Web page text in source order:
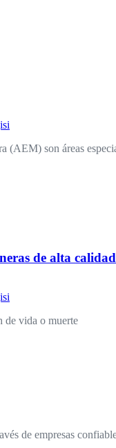
(AEM) son áreas
de alta
de vida o muerte
de empresas